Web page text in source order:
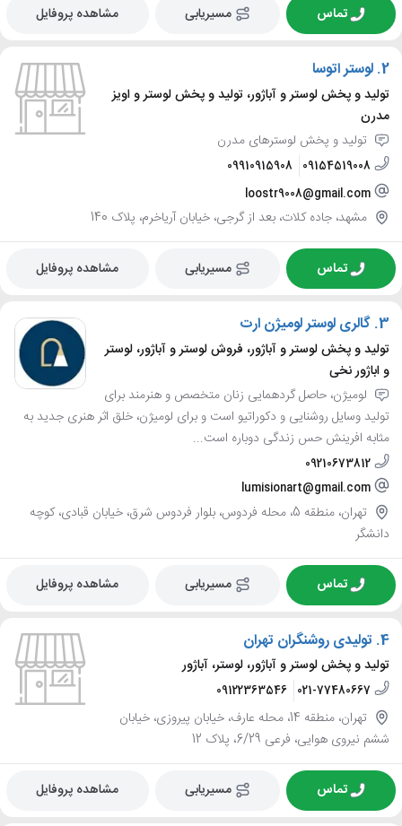
تماس مسیریابی مشاهده پروفایل
2. لوستر اتوسا
تولید و پخش لوستر و آباژور، تولید و پخش لوستر و اویز
مدرن
تولید و پخش لوسترهای مدرن
09154519008
09910915908
loostr9008@gmail.com
مشهد، جاده کلات، بعد از گرجی، خیابان آریاخرم، پلاک 140
تماس مسیریابی مشاهده پروفایل
3. گالری لوستر لومیژن ارت
تولید و پخش لوستر و آباژور، فروش لوستر و آباژور، لوستر
و اباژور نخی
لومیژن، حاصل گردهمایی زنان متخصص و هنرمند برای
تولید وسایل روشنایی و دکوراتیو است و برای لومیژن، خلق اثر هنری جدید به
مثابه افرینش حس زندگی دوباره است...
09210673812
lumisionart@gmail.com
تهران، منطقه 5، محله فردوس، بلوار فردوس شرق، خیابان قبادی، کوچه
دانشگر
تماس مسیریابی مشاهده پروفایل
4. تولیدی روشنگران تهران
تولید و پخش لوستر و آباژور، لوستر، آباژور
021-77480667
09122363546
تهران، منطقه 14، محله عارف، خیابان پیروزی، خیابان
ششم نیروی هوایی، فرعی 6/29، پلاک 12
تماس مسیریابی مشاهده پروفایل